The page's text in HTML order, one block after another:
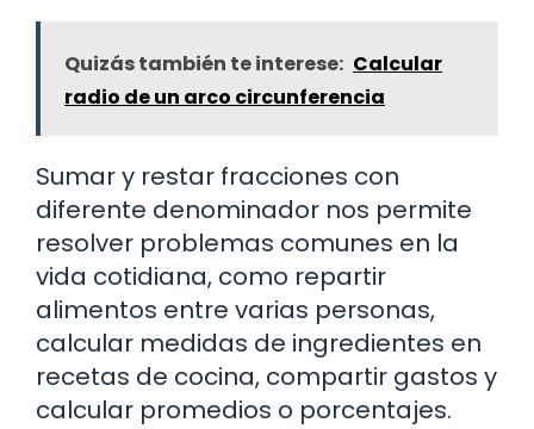
Quizás también te interese: Calcular
radio de un arco circunferencia
Sumar y restar fracciones con
diferente denominador nos permite
resolver problemas comunes en la
vida cotidiana, como repartir
alimentos entre varias personas,
calcular medidas de ingredientes en
recetas de cocina, compartir gastos y
calcular promedios o porcentajes.